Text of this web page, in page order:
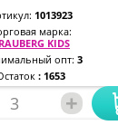
1013923
марка:
KIDS
опт: 3
: 1653
+